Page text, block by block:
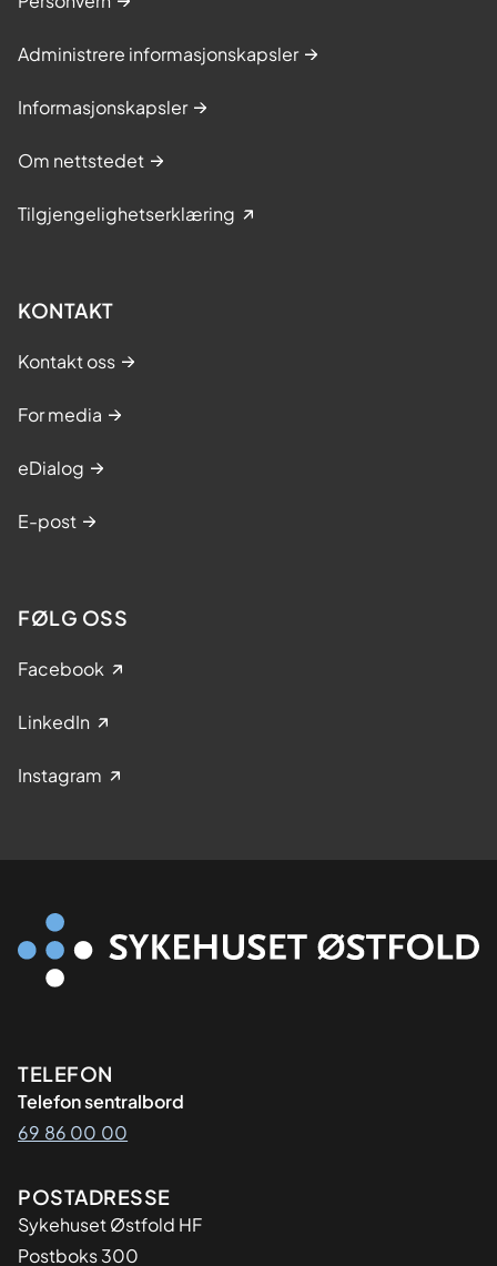
Administrere informasjonskapsler
Informasjonskapsler
Om nettstedet
Tilgjengelighetserklæring
KONTAKT
Kontakt oss
For media
eDialog
E-post
FØLG OSS
Facebook
LinkedIn
Instagram
Kontaktinformasjon
TELEFON
Telefon sentralbord
69 86 00 00
Adresse
POSTADRESSE
Sykehuset Østfold HF
Postboks 300